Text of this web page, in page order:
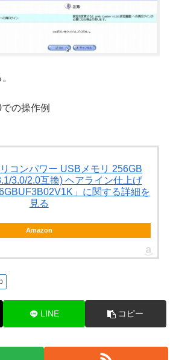
の操作例
コンパワー USBメモリ 256GB
3.0/2.0互換) ヘアライン仕上げ
」に関する詳細を
見る
Amazon
LINE コピー